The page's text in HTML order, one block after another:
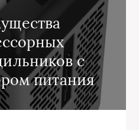
с
питания